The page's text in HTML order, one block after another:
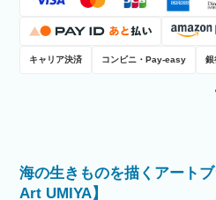
キャリア決済 コンビニ・Pay-easy 銀
海の生きものを描くアート
Art UMIYA】